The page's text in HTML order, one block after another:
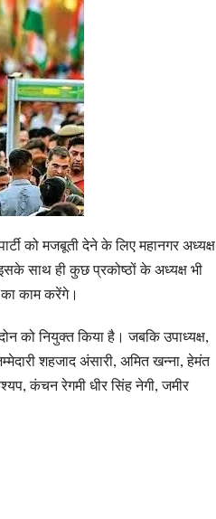
को मजबूती देने के लिए महानगर अध्यक्ष
इसके साथ ही कुछ प्रकोष्ठों के अध्यक्ष भी
काम करेंगे।
को नियुक्त किया है। जबकि उपाध्यक्ष,
शहजाद अंसारी, अमित खन्ना, हेमंत
कंचन रेगमी धीर सिंह नेगी, जमीर